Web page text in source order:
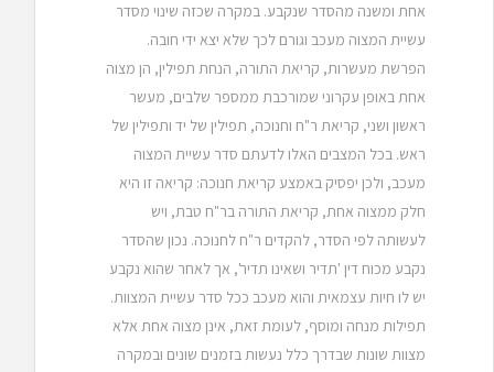
אחת ומשנה מהסדר שנקבע. במקרה שכזה שינוי מסדר
עשיית המצוה מעכב וגורם לכך שלא יצא ידי חובה.
הפרשת מעשרות, קריאת התורה, הנחת תפילין, הן מצוה
אחת באופן עקרוני שמורכבת ממספר שלבים, מעשר
ראשון ושני, קריאת ר"ח וחנוכה, תפילין של יד ותפילין של
ראש. בכל המצבים האלו לדעתם סדר עשיית המצוה
מעכב, ולכן יפסיק באמצע קריאת חנוכה: קריאה זו היא
חלק ממצוה אחת, קריאת התורה בר"ח טבת, ויש
לעשותה לפי הסדר, להקדים ר"ח לחנוכה. נכון שהסדר
נקבע מכוח דין 'תדיר ושאינו תדיר', אך לאחר שהוא נקבע
יש לו חיות עצמאית והוא מעכב ככל סדר עשיית המצוות.
תפילות מנחה ומוסף, לעומת זאת, אינן מצוה אחת אלא
מצוות שונות שבדרך כלל נעשות בזמנים שונים ובמקרה